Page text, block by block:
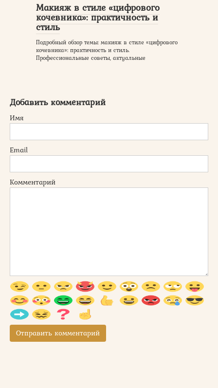
Макияж в стиле «цифрового
кочевника»: практичность и
стиль
Подробный обзор темы: макияж в стиле «цифрового
кочевника»: практичность и стиль.
Профессиональные советы, актуальные
Добавить комментарий
Имя
Email
Комментарий